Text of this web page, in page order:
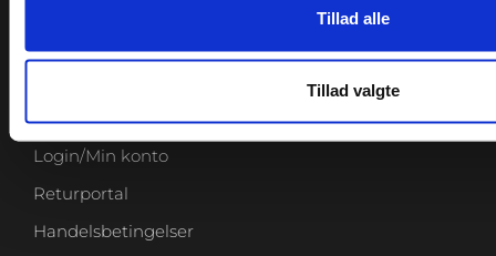
Tillad alle
Tillad valgte
Login/Min konto
Returportal
Handelsbetingelser